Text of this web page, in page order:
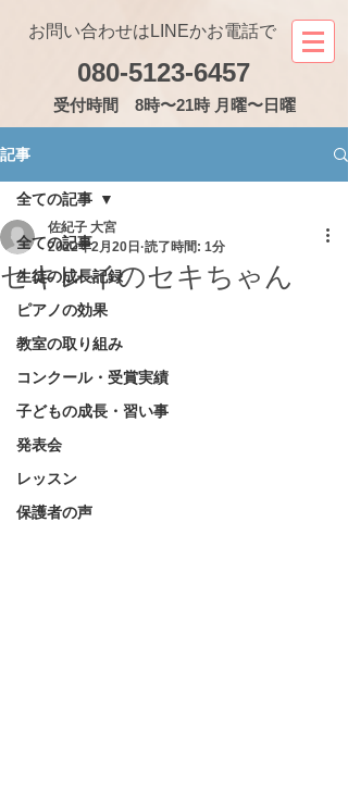
080-5123-6457
お問い合わせはLINEかお電話で
受付時間 8時〜21時 月曜〜日曜
記事
全ての記事
生徒の成長記録
ピアノの効果
教室の取り組み
コンクール・受賞実績
子どもの成長・習い事
発表会
レッスン
保護者の声
全ての記事
セキレイのセキちゃん
佐紀子 大宮
2022年2月20日 読了時間: 1分